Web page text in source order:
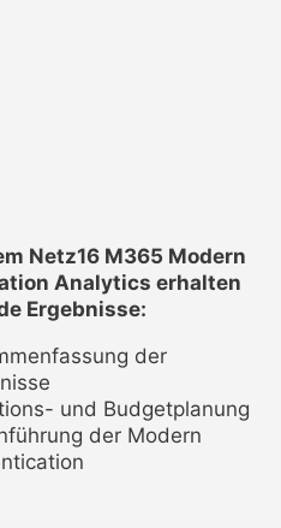
Netz16 M365 Modern
Analytics erhalten
Ergebnisse:
der
und Budgetplanung
der Modern